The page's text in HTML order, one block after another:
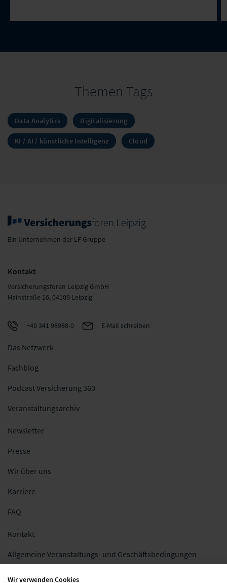
Themen Tags
Data Analytics Digitalisierung
KI / AI / künstliche Intelligenz Cloud
Ein Unternehmen der LF Gruppe
Kontakt
Versicherungsforen Leipzig GmbH
Hainstraße 16, 04109 Leipzig
+49 341 98988-0 E-Mail schreiben
Das Netzwerk
Fachblog
Podcast Versicherung 360
Veranstaltungsarchiv
Newsletter
Presse
Wir über uns
Karriere
FAQ
Kontakt
Allgemeine Veranstaltungs- und Geschäftsbedingungen
Impressum
Wir verwenden Cookies